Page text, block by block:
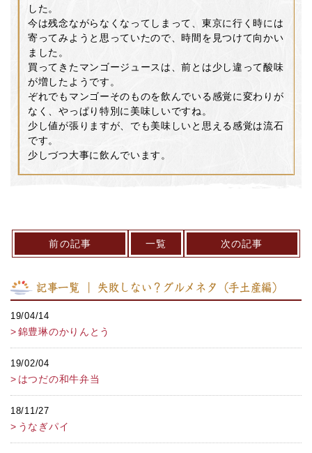
した。
今は残念ながらなくなってしまって、東京に行く時には
寄ってみようと思っていたので、時間を見つけて向かい
ました。
買ってきたマンゴージュースは、前とは少し違って酸味
が増したようです。
ぞれでもマンゴーそのものを飲んでいる感覚に変わりが
なく、やっぱり特別に美味しいですね。
少し値が張りますが、でも美味しいと思える感覚は流石
です。
少しづつ大事に飲んでいます。
前の記事 一覧 次の記事
記事一覧 ｜ 失敗しない？グルメネタ（手土産編）
19/04/14
錦豊琳のかりんとう
19/02/04
はつだの和牛弁当
18/11/27
うなぎパイ